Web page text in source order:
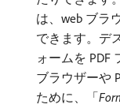
は、web ブラ
できます。デ
ォームを PDF
ブラウザーや
ために、「